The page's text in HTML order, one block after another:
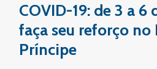
COVID-19: de 3 a 6
faça seu reforço no
Príncipe